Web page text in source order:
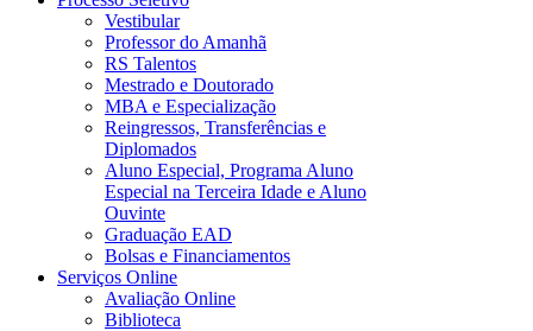
Vestibular
Professor do Amanhã
RS Talentos
Mestrado e Doutorado
MBA e Especialização
Reingressos, Transferências e
Diplomados
Aluno Especial, Programa Aluno
Especial na Terceira Idade e Aluno
Ouvinte
Graduação EAD
Bolsas e Financiamentos
Serviços Online
Avaliação Online
Biblioteca